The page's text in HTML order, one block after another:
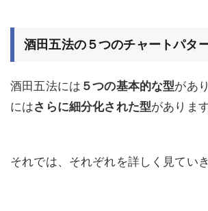
酒田五法の５つのチャートパタ
酒田五法には ５つの基本的な型があ
にはさらに細分化された型があります
それでは、それぞれを詳しく見てい